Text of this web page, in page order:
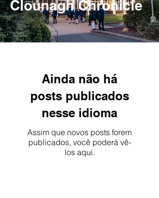
Clounagh Chronicle
Ainda não há
posts publicados
nesse idioma
Assim que novos posts forem
publicados, você poderá vê-
los aqui.